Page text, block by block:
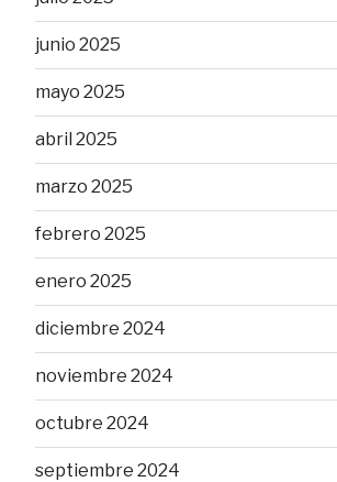
junio 2025
mayo 2025
abril 2025
marzo 2025
febrero 2025
enero 2025
diciembre 2024
noviembre 2024
octubre 2024
septiembre 2024